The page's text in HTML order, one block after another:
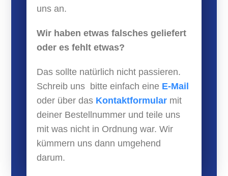
uns an.
Wir haben etwas falsches geliefert
oder es fehlt etwas?
Das sollte natürlich nicht passieren.
Schreib uns bitte einfach eine E-Mail
oder über das Kontaktformular mit
deiner Bestellnummer und teile uns
mit was nicht in Ordnung war. Wir
kümmern uns dann umgehend
darum.